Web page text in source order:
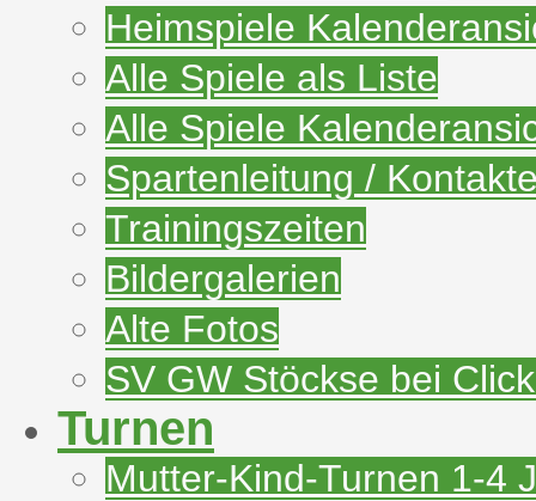
Heimspiele
Alle Spiele als Liste
Alle Spiele
Spartenleitung /
Trainingszeiten
Bildergalerien
Alte Fotos
SV GW Stöckse bei
Turnen
Mutter-Kind-Turnen 1-4